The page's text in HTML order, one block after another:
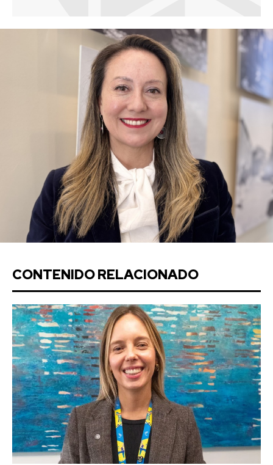
CONTENIDO RELACIONADO